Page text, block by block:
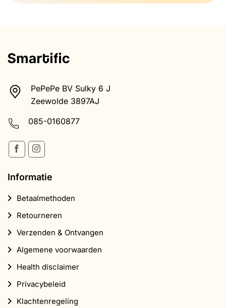
PePePe BV Sulky 6 J
Zeewolde 3897AJ
085-0160877
Informatie
Betaalmethoden
Retourneren
Verzenden & Ontvangen
Algemene voorwaarden
Health disclaimer
Privacybeleid
Klachtenregeling